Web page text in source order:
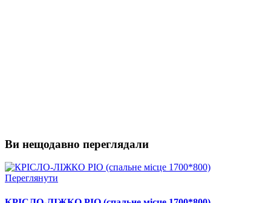
Ви нещодавно переглядали
Переглянути